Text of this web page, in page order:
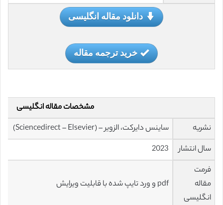
دانلود مقاله انگلیسی
خرید ترجمه مقاله
مشخصات مقاله انگلیسی
نشریه
ساینس دایرکت، الزویر – (Sciencedirect – Elsevier)
سال انتشار
2023
فرمت
مقاله
انگلیسی
pdf و ورد تایپ شده با قابلیت ویرایش